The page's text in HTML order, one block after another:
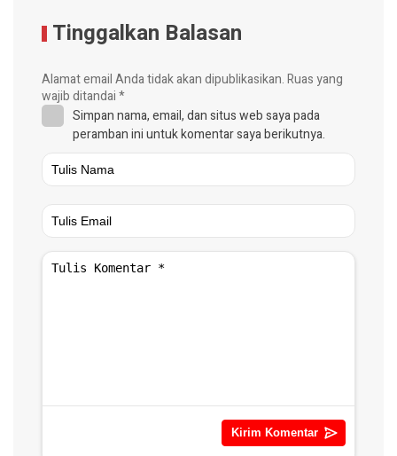
Tinggalkan Balasan
Alamat email Anda tidak akan dipublikasikan.Ruas yang
wajib ditandai*
Simpan nama, email, dan situs web saya pada
peramban ini untuk komentar saya berikutnya.